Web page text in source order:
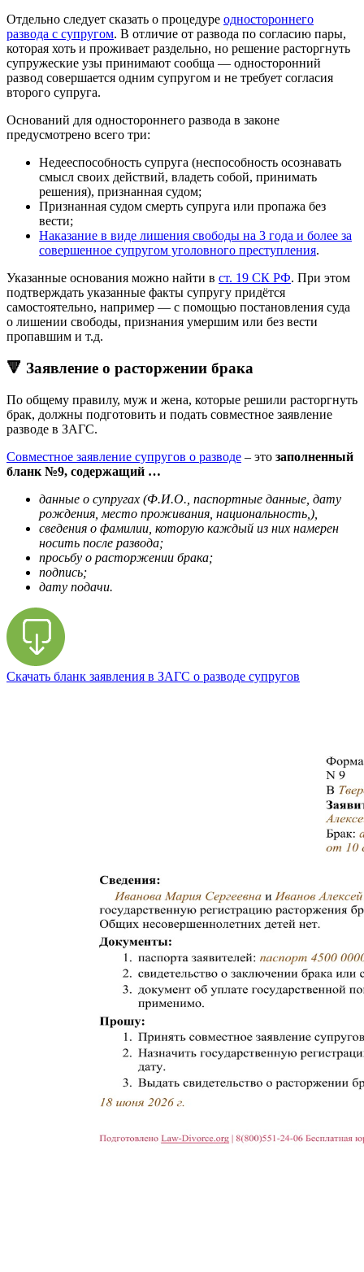
Отдельно следует сказать о процедуре одностороннего
развода с супругом. В отличие от развода по согласию пары,
которая хоть и проживает раздельно, но решение расторгнуть
супружеские узы принимают сообща — односторонний
развод совершается одним супругом и не требует согласия
второго супруга.
Оснований для одностороннего развода в законе
предусмотрено всего три:
Недееспособность супруга (неспособность осознавать
смысл своих действий, владеть собой, принимать
решения), признанная судом;
Признанная судом смерть супруга или пропажа без
вести;
Наказание в виде лишения свободы на 3 года и более за
совершенное супругом уголовного преступления.
Указанные основания можно найти в ст. 19 СК РФ. При этом
подтверждать указанные факты супругу придётся
самостоятельно, например — с помощью постановления суда
о лишении свободы, признания умершим или без вести
пропавшим и т.д.
🔻 Заявление о расторжении брака
По общему правилу, муж и жена, которые решили расторгнуть
брак, должны подготовить и подать совместное заявление
разводе в ЗАГС.
Совместное заявление супругов о разводе – это заполненный
бланк №9, содержащий …
данные о супругах (Ф.И.О., паспортные данные, дату
рождения, место проживания, национальность,),
сведения о фамилии, которую каждый из них намерен
носить после развода;
просьбу о расторжении брака;
подпись;
дату подачи.
Скачать бланк заявления в ЗАГС о разводе супругов